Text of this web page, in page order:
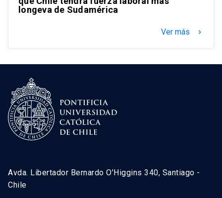
longeva de Sudamérica
Ver más keyboard_arrow_right
Avda. Libertador Bernardo O’Higgins 340, Santiago -
Chile